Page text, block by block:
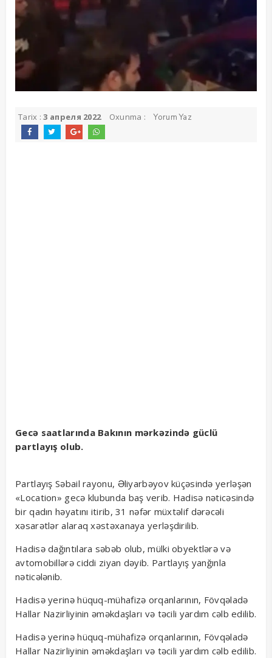
Tarix :3 апреля 2022 Oxunma : Yorum Yaz
Gecə saatlarında Bakının mərkəzində güclü
partlayış olub.
Partlayış Səbail rayonu, Əliyarbəyov küçəsində yerləşən
«Location» gecə klubunda baş verib. Hadisə nəticəsində
bir qadın həyatını itirib, 31 nəfər müxtəlif dərəcəli
xəsarətlər alaraq xəstəxanaya yerləşdirilib.
Hadisə dağıntılara səbəb olub, mülki obyektlərə və
avtomobillərə ciddi ziyan dəyib. Partlayış yanğınla
nəticələnib.
Hadisə yerinə hüquq-mühafizə orqanlarının, Fövqəladə
Hallar Nazirliyinin əməkdaşları və təcili yardım cəlb edilib.
Hadisə yerinə hüquq-mühafizə orqanlarının, Fövqəladə
Hallar Nazirliyinin əməkdaşları və təcili yardım cəlb edilib.